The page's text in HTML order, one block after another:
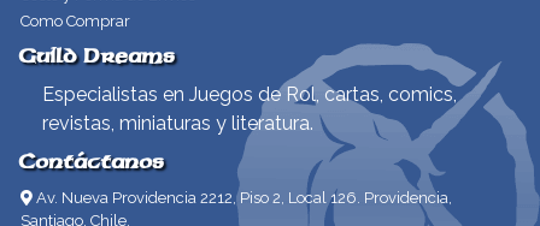
Como Comprar
Guild Dreams
Especialistas en Juegos de Rol, cartas, comics,
revistas, miniaturas y literatura.
Contáctanos
Av. Nueva Providencia 2212, Piso 2, Local 126. Providencia,
Santiago, Chile.